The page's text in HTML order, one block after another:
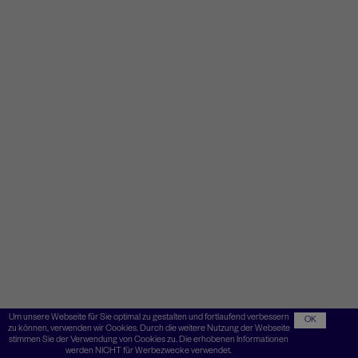
Um unsere Webseite für Sie optimal zu gestalten und fortlaufend verbessern
zu können, verwenden wir Cookies. Durch die weitere Nutzung der Webseite
stimmen Sie der Verwendung von Cookies zu. Die erhobenen Informationen
werden NICHT für Werbezwecke verwendet.
OK